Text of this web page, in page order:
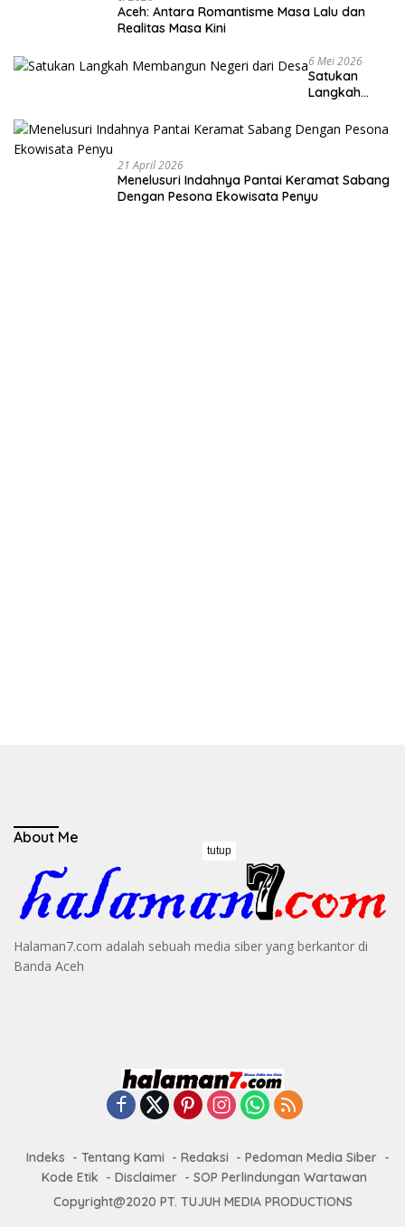
Aceh: Antara Romantisme Masa Lalu dan
Realitas Masa Kini
6 Mei 2026
Satukan
Langkah
Negeri dari
Desa
21 April 2026
Menelusuri Indahnya Pantai Keramat Sabang
Dengan Pesona Ekowisata Penyu
About Me
Halaman7.com adalah sebuah media siber yang berkantor di
Banda Aceh
Indeks Tentang Kami Redaksi
Pedoman Media Siber
Kode Etik
Disclaimer
SOP Perlindungan Wartawan
Copyright@2020 PT. TUJUH MEDIA PRODUCTIONS
tutup